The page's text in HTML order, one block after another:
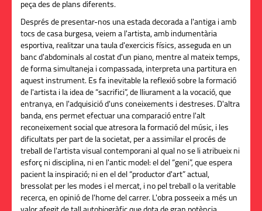
peça des de plans diferents.
Després de presentar-nos una estada decorada a l'antiga i amb
tocs de casa burgesa, veiem a l'artista, amb indumentària
esportiva, realitzar una taula d'exercicis físics, asseguda en un
banc d'abdominals al costat d'un piano, mentre al mateix temps,
de forma simultaneja i compassada, interpreta una partitura en
aquest instrument. Es fa inevitable la reflexió sobre la formació
de l'artista i la idea de “sacrifici”, de lliurament a la vocació, que
entranya, en l'adquisició d'uns coneixements i destreses. D'altra
banda, ens permet efectuar una comparació entre l'alt
reconeixement social que atresora la formació del músic, i les
dificultats per part de la societat, per a assimilar el procés de
treball de l'artista visual contemporani al qual no se li atribueix ni
esforç ni disciplina, ni en l'antic model: el del “geni”, que espera
pacient la inspiració; ni en el del “productor d'art” actual,
bressolat per les modes i el mercat, i no pel treball o la veritable
recerca, en opinió de l'home del carrer. L'obra posseeix a més un